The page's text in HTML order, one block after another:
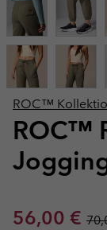
ROC™
ROC™
Sale price:
56,00 €